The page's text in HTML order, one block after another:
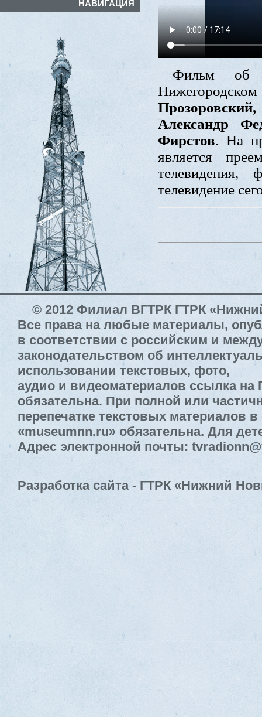
НАВИГАЦИЯ
Фильм об
Александр
Фирстов. На
является
телевидение
© 2012 Филиал ВГТРК ГТРК
Все права на любые материалы,
в соответствии с российским и
законодательством об
использовании текстовых, фото,
аудио и видеоматериалов ссылка
обязательна. При полной или
перепечатке текстовых материалов
«museumnn.ru» обязательна. Для
Адрес электронной почты:
Разработка сайта - ГТРК «Нижний